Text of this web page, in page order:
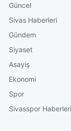
Güncel
Sivas Haberleri
Gündem
Siyaset
Asayiş
Ekonomi
Spor
Sivasspor Haberleri